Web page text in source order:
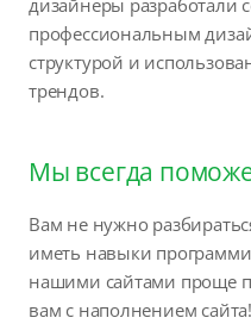
профессиональным
структурой и
трендов.
Мы всегда
Вам не нужно
иметь навыки
нашими сайтами проще
вам с наполнением